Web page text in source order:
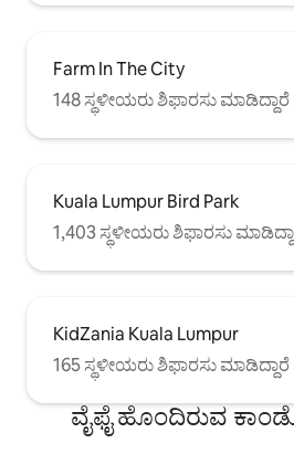
Farm In The City
148 ಸ್ಥಳೀಯರು ಶಿಫಾರಸು ಮಾಡಿದ್ದಾರೆ
Kuala Lumpur Bird Park
1,403 ಸ್ಥಳೀಯರು ಶಿಫಾರಸು
KidZania Kuala Lumpur
165 ಸ್ಥಳೀಯರು ಶಿಫಾರಸು ಮಾಡಿದ್ದಾರೆ
ವೈಫೈ ಹೊಂದಿರುವ